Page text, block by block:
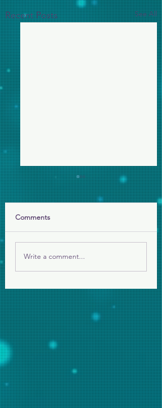
Recent Posts See All
為美伊戰爭代禱
求主保守伊朗人民，在經歷
嚴厲鎮壓後再面對戰火，求
Comments
Write a comment...